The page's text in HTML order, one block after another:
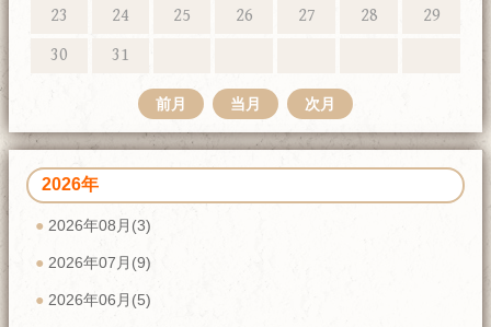
23
24 25 26 27 28
29
30
31
前月 当月 次月
2026年
2026年08月(3)
2026年07月(9)
2026年06月(5)